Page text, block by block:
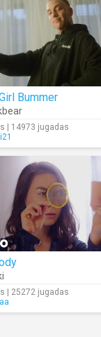
Bummer
| 14973 jugadas
| 25272 jugadas